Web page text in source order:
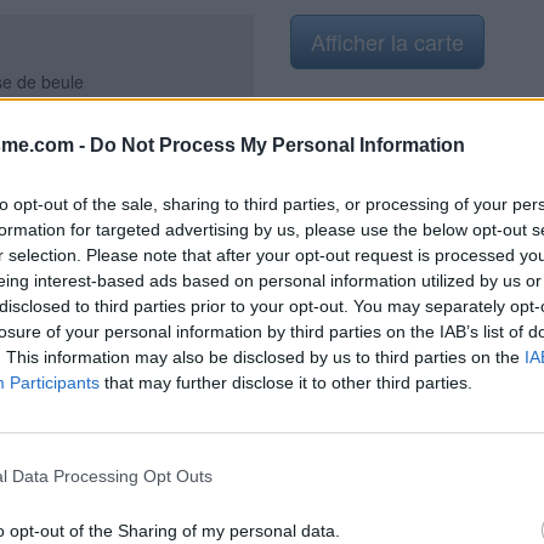
- Do Not Process My Personal Information
opt-out of the sale, sharing to third parties, or processing of your
for targeted advertising by us, please use the below opt-out
selection. Please note that after your opt-out request is processed
interest-based ads based on personal information utilized by us
to third parties prior to your opt-out. You may separately
of your personal information by third parties on the IAB’s list of
This information may also be disclosed by us to third parties on the
Participants that may further disclose it to other third parties.
Data Processing Opt Outs
opt-out of the Sharing of my personal data.
de beule
au parking
Afficher la carte